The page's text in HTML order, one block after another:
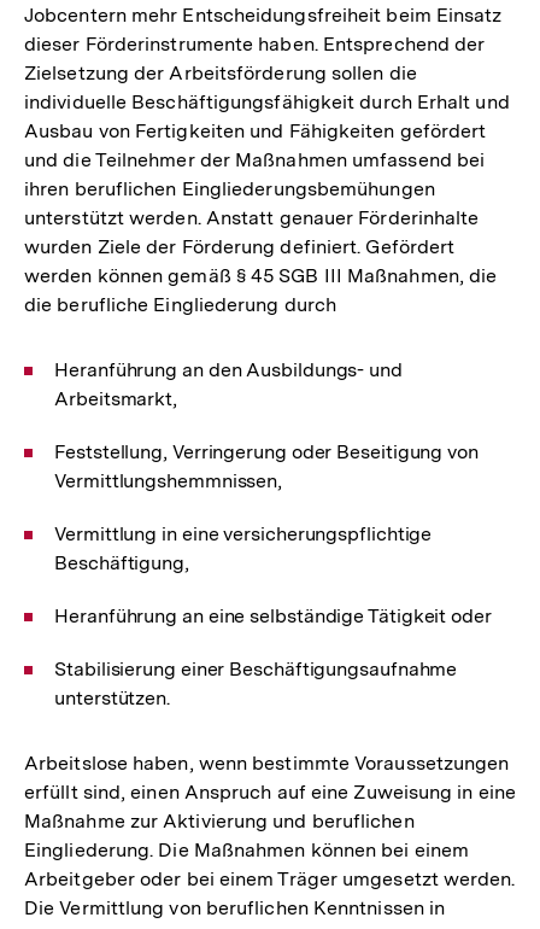
Jobcentern mehr Entscheidungsfreiheit beim Einsatz
dieser Förderinstrumente haben. Entsprechend der
Zielsetzung der Arbeitsförderung sollen die
individuelle Beschäftigungsfähigkeit durch Erhalt und
Ausbau von Fertigkeiten und Fähigkeiten gefördert
und die Teilnehmer der Maßnahmen umfassend bei
ihren beruflichen Eingliederungsbemühungen
unterstützt werden. Anstatt genauer Förderinhalte
wurden Ziele der Förderung definiert. Gefördert
werden können gemäß § 45 SGB III Maßnahmen, die
die berufliche Eingliederung durch
Heranführung an den Ausbildungs- und
Arbeitsmarkt,
Feststellung, Verringerung oder Beseitigung von
Vermittlungshemmnissen,
Vermittlung in eine versicherungspflichtige
Beschäftigung,
Heranführung an eine selbständige Tätigkeit oder
Stabilisierung einer Beschäftigungsaufnahme
unterstützen.
Arbeitslose haben, wenn bestimmte Voraussetzungen
erfüllt sind, einen Anspruch auf eine Zuweisung in eine
Maßnahme zur Aktivierung und beruflichen
Eingliederung. Die Maßnahmen können bei einem
Arbeitgeber oder bei einem Träger umgesetzt werden.
Die Vermittlung von beruflichen Kenntnissen in